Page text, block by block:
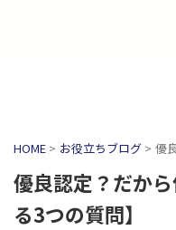
HOME > お役立ちブログ > 優
優良認定？だか
る3つの質問】